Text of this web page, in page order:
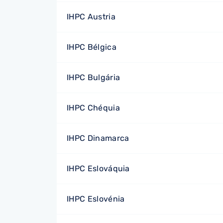
IHPC Austria
IHPC Bélgica
IHPC Bulgária
IHPC Chéquia
IHPC Dinamarca
IHPC Eslováquia
IHPC Eslovénia